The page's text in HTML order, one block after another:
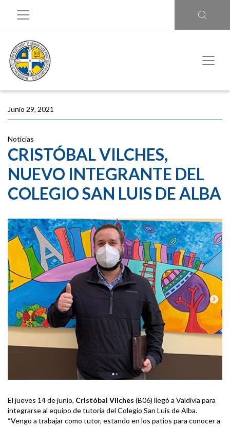
Junio 29, 2021
Noticias
CRISTÓBAL VILCHES,
NUEVO INTEGRANTE DEL
COLEGIO SAN LUIS DE ALBA
El jueves 14 de junio, Cristóbal Vilches (B06) llegó a Valdivia para
integrarse al equipo de tutoría del Colegio San Luis de Alba.
“Vengo a trabajar como tutor, estando en los patios para conocer a